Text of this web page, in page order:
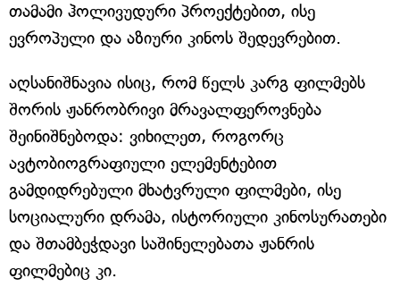
თამამი ჰოლივუდური პროექტებით, ისე
ევროპული და აზიური კინოს შედევრებით.
აღსანიშნავია ისიც, რომ წელს კარგ ფილმებს
შორის ჟანრობრივი მრავალფეროვნება
შეინიშნებოდა: ვიხილეთ, როგორც
ავტობიოგრაფიული ელემენტებით
გამდიდრებული მხატვრული ფილმები, ისე
სოციალური დრამა, ისტორიული კინოსურათები
და შთამბეჭდავი საშინელებათა ჟანრის
ფილმებიც კი.